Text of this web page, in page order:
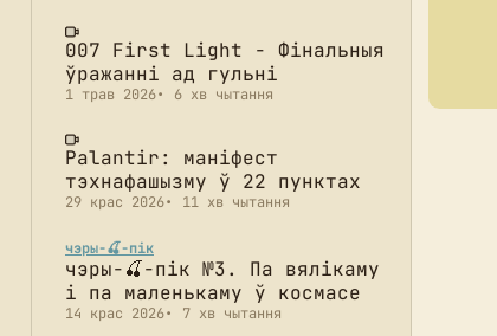
007 First Light - Фінальныя
ўражанні ад гульні
1 трав 2026 6 хв чытання
Palantir: маніфест
тэхнафашызму ў 22 пунктах
29 крас 2026 11 хв чытання
чэры-🍒-пік
чэры-🍒-пік №3. Па вялікаму
і па маленькаму ў космасе
14 крас 2026 7 хв чытання